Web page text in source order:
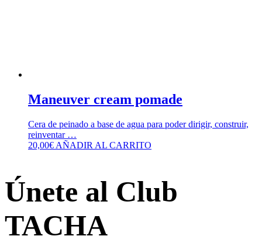
Maneuver cream pomade
Cera de peinado a base de agua para poder dirigir, construir,
reinventar …
20,00€ AÑADIR AL CARRITO
Únete al Club
TACHA